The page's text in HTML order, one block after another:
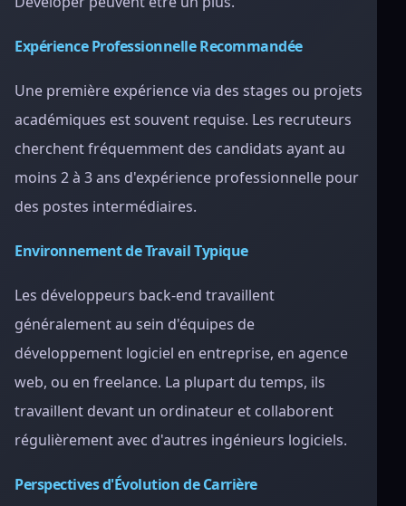
Expérience Professionnelle Recommandée
Une première expérience via des stages ou projets
académiques est souvent requise. Les recruteurs
cherchent fréquemment des candidats ayant au
moins 2 à 3 ans d'expérience professionnelle pour
des postes intermédiaires.
Environnement de Travail Typique
Les développeurs back-end travaillent
généralement au sein d'équipes de
développement logiciel en entreprise, en agence
web, ou en freelance. La plupart du temps, ils
travaillent devant un ordinateur et collaborent
régulièrement avec d'autres ingénieurs logiciels.
Perspectives d'Évolution de Carrière